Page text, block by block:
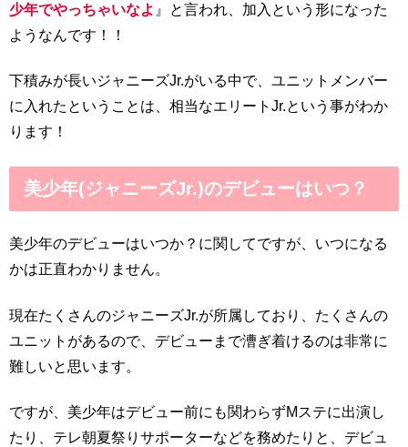
少年でやっちゃいなよ 』と言われ、加入という形になった
ようなんです！！
下積みが長いジャニーズJr.がいる中で、ユニットメンバー
に入れたということは、相当なエリートJr.という事がわか
ります！
美少年(ジャニーズJr.)のデビューはいつ？
美少年のデビューはいつか？に関してですが、いつになる
かは正直わかりません。
現在たくさんのジャニーズJr.が所属しており、たくさんの
ユニットがあるので、デビューまで漕ぎ着けるのは非常に
難しいと思います。
ですが、美少年はデビュー前にも関わらずMステに出演し
たり、テレ朝夏祭りサポーターなどを務めたりと、デビュ